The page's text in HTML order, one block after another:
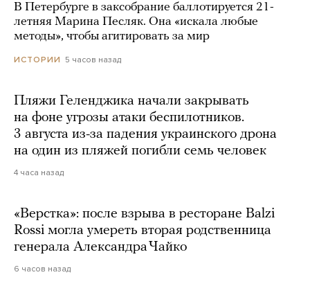
В Петербурге в заксобрание баллотируется 21-
летняя Марина Песляк. Она «искала любые
методы», чтобы агитировать за мир
ИСТОРИИ 5 часов назад
Пляжи Геленджика начали закрывать
на фоне угрозы атаки беспилотников.
3 августа из-за падения украинского дрона
на один из пляжей погибли семь человек
4 часа назад
«Верстка»: после взрыва в ресторане Balzi
Rossi могла умереть вторая родственница
генерала Александра Чайко
6 часов назад